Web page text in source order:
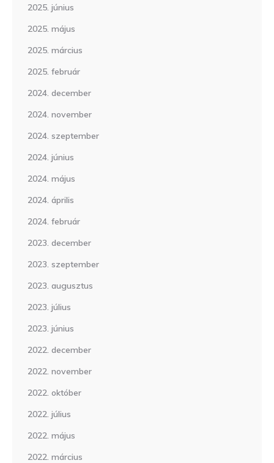
2025. június
2025. május
2025. március
2025. február
2024. december
2024. november
2024. szeptember
2024. június
2024. május
2024. április
2024. február
2023. december
2023. szeptember
2023. augusztus
2023. július
2023. június
2022. december
2022. november
2022. október
2022. július
2022. május
2022. március